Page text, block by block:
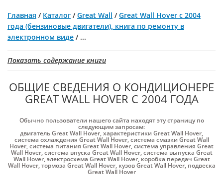
Главная / Каталог /Great Wall /Great Wall Hover с 2004
года (бензиновые двигатели), книга по ремонту в
электронном виде / ...
Показать содержание книги
ОБЩИЕ СВЕДЕНИЯ О КОНДИЦИОНЕРЕ
GREAT WALL HOVER С 2004 ГОДА
Обычно пользователи нашего сайта находят эту страницу по
следующим запросам:
двигатель Great Wall Hover,характеристики Great Wall Hover,
система охлаждения Great Wall Hover,система смазки Great Wall
Hover,система питания Great Wall Hover,система управления Great
Wall Hover,система впуска Great Wall Hover,система выпуска Great
Wall Hover,электросхема Great Wall Hover, коробка передач Great
Wall Hover,тормоза Great Wall Hover, кузов Great Wall Hover, подвеска
Great Wall Hover